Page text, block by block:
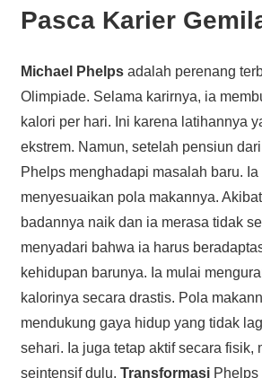
Pasca Karier
Michael Phelpsadalah perenang
Olimpiade. Selama karirnya, ia
kalori per hari. Ini karena latihannya
ekstrem. Namun, setelah pensiun
Phelps menghadapi masalah baru.
menyesuaikan pola makannya.
badannya naik dan ia merasa tidak
menyadari bahwa ia harus
kehidupan barunya. Ia mulai
kalorinya secara drastis. Pola
mendukung gaya hidup yang tidak
sehari. Ia juga tetap aktif secara fisik,
seintensif dulu. TransformasiPhelps